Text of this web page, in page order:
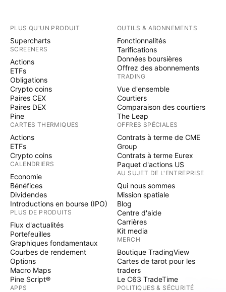
PLUS QU'UN PRODUIT
Supercharts
SCREENERS
Actions
ETFs
Obligations
Crypto coins
Paires CEX
Paires DEX
Pine
CARTES THERMIQUES
Actions
ETFs
Crypto coins
CALENDRIERS
Economie
Bénéfices
Dividendes
Introductions en bourse (IPO)
PLUS DE PRODUITS
Flux d'actualités
Portefeuilles
Graphiques fondamentaux
Courbes de rendement
Options
Macro Maps
Pine Script®
APPS
OUTILS & ABONNEMENTS
Fonctionnalités
Tarifications
Données boursières
Offrez des abonnements
TRADING
Vue d'ensemble
Courtiers
Comparaison des courtiers
The Leap
OFFRES SPÉCIALES
Contrats à terme de CME
Group
Contrats à terme Eurex
Paquet d'actions US
AU SUJET DE L'ENTREPRISE
Qui nous sommes
Mission spatiale
Blog
Centre d'aide
Carrières
Kit media
MERCH
Boutique TradingView
Cartes de tarot pour les
traders
Le C63 TradeTime
POLITIQUES & SÉCURITÉ